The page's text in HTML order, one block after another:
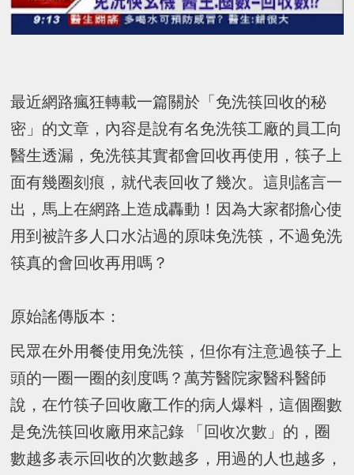
最近網路瘋狂轉載一篇關於「免洗筷回收的秘
密」的文章，內容是說有名免洗筷工廠的員工向
醫生透漏，免洗筷其實都會回收再使用，筷子上
面有幾圈刻痕，就代表回收了幾次。這則謠言一
出，馬上在網路上造成轟動！因為大家都擔心使
用到被許多人口水沾過的原味免洗筷，不過免洗
筷真的會回收再用嗎？
原始謠傳版本：
民眾在外用餐使用免洗筷，但你有注意過筷子上
頭的一圈一圈的刻度嗎？萬芳醫院家醫科醫師
說，在竹筷子回收廠工作的病人爆料，這個圈數
是免洗筷回收廠用來記錄 「回收次數」的，圈
數越多表示回收的次數越多，用過的人也越多，